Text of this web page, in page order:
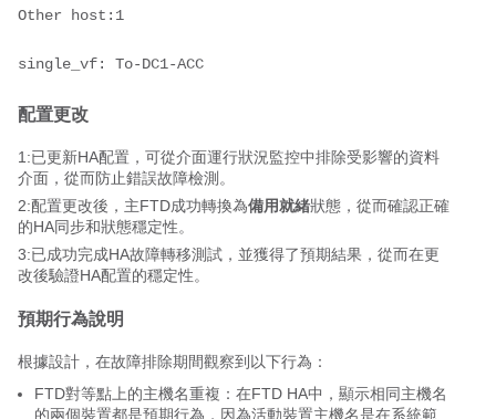
Other host:1
single_vf: To-DC1-ACC
配置更改
1:已更新HA配置，可從介面運行狀況監控中排除受影響的資料
介面，從而防止錯誤故障檢測。
2:配置更改後，主FTD成功轉換為備用就緒狀態，從而確認正確
的HA同步和狀態穩定性。
3:已成功完成HA故障轉移測試，並獲得了預期結果，從而在更
改後驗證HA配置的穩定性。
預期行為說明
根據設計，在故障排除期間觀察到以下行為：
FTD對等點上的主機名重複：在FTD HA中，顯示相同主機名
的兩個裝置都是預期行為，因為活動裝置主機名是在系統範